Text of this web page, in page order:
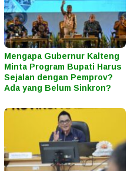
Mengapa Gubernur Kalteng
Minta Program Bupati Harus
Sejalan dengan Pemprov?
Ada yang Belum Sinkron?